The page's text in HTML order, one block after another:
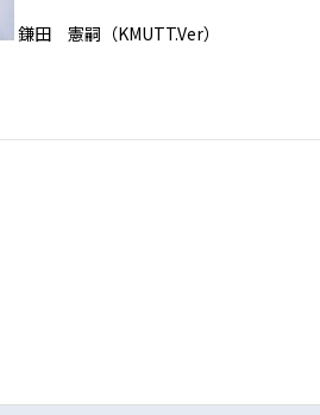
鎌田 憲嗣（KMUTT.Ver）